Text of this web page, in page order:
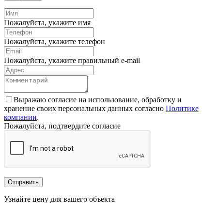
Пожалуйста, укажите имя
Пожалуйста, укажите телефон
Пожалуйста, укажите правильный e-mail
Выражаю согласие на использование, обработку и
хранение своих персональных данных согласно Политике
компании.
Пожалуйста, подтвердите согласие
Отправить
Узнайте цену для вашего объекта